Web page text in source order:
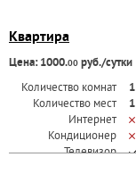
Квартира
Цена: 1000.00 руб./сутки
Количество комнат
1
Количество мест
1
Интернет
Кондиционер
Телевизор